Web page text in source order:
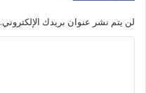
لن يتم نشر عنوان بريدك الإلكتروني.